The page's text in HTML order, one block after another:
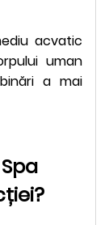
acvatic
uman
a mai